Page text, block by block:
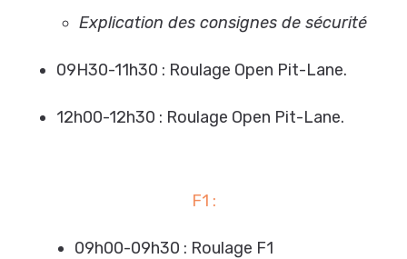
Explication des consignes de sécurité
09H30-11h30 : Roulage Open Pit-Lane.
12h00-12h30 : Roulage Open Pit-Lane.
F1 :
09h00-09h30 : Roulage F1